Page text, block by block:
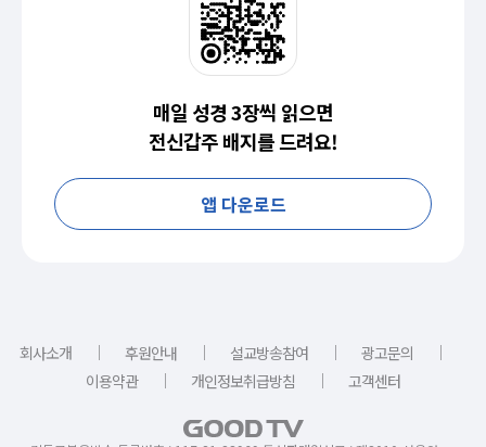
매일 성경 3장씩 읽으면
전신갑주 배지를 드려요!
앱 다운로드
회사소개 ｜ 후원안내 ｜ 설교방송참여 ｜ 광고문의
｜
이용약관
｜ 개인정보취급방침 ｜ 고객센터